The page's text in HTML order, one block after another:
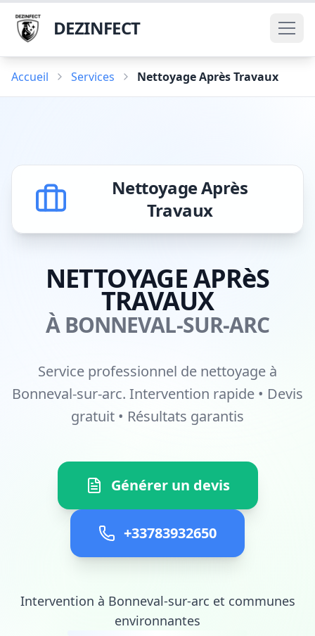
DEZINFECT
Accueil Services Nettoyage Après Travaux
Nettoyage Après
Travaux
NETTOYAGE APRèS
TRAVAUX
À BONNEVAL-SUR-ARC
Service professionnel de nettoyage à
Bonneval-sur-arc. Intervention rapide • Devis
gratuit • Résultats garantis
Générer un devis
+33783932650
Intervention à Bonneval-sur-arc et communes
environnantes